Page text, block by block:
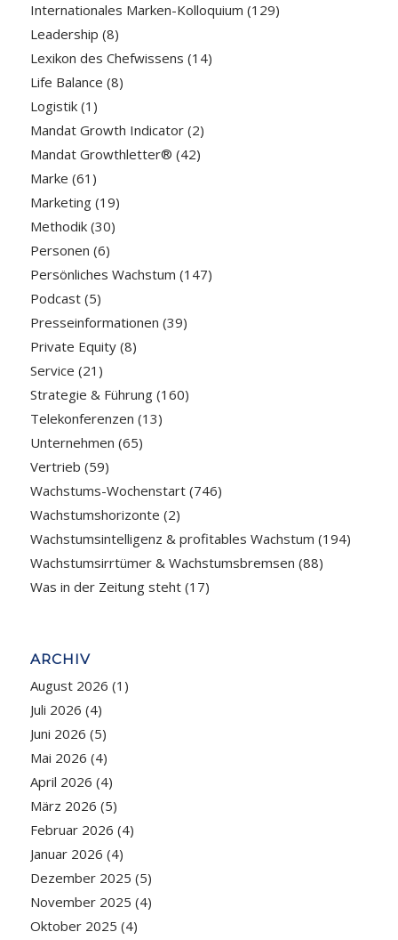
Internationales Marken-Kolloquium (129)
Leadership (8)
Lexikon des Chefwissens (14)
Life Balance (8)
Logistik(1)
Mandat Growth Indicator(2)
Mandat Growthletter® (42)
Marke (61)
Marketing(19)
Methodik(30)
Personen (6)
Persönliches Wachstum (147)
Podcast(5)
Presseinformationen (39)
Private Equity(8)
Service (21)
Strategie & Führung(160)
Telekonferenzen (13)
Unternehmen (65)
Vertrieb (59)
Wachstums-Wochenstart(746)
Wachstumshorizonte (2)
Wachstumsintelligenz & profitables Wachstum (194)
Wachstumsirrtümer & Wachstumsbremsen (88)
Was in der Zeitung steht(17)
ARCHIV
August 2026 (1)
Juli 2026 (4)
Juni 2026 (5)
Mai 2026 (4)
April 2026 (4)
März 2026 (5)
Februar 2026 (4)
Januar 2026 (4)
Dezember 2025 (5)
November 2025 (4)
Oktober 2025 (4)